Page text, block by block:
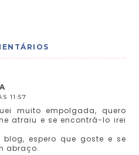
11:57
muito empolgada, quero
atraiu e se encontrá-lo irei
espero que goste e se
abraço.